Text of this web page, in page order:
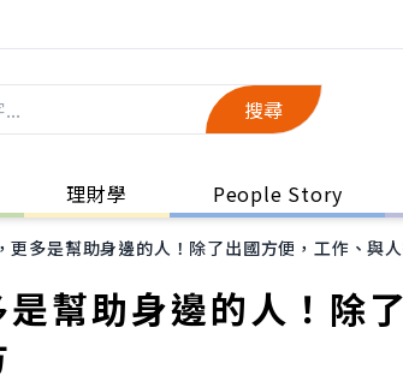
搜尋
理財學 People Story
更多是幫助身邊的人！除了出國方便，工作、與
幫助身邊的人！除